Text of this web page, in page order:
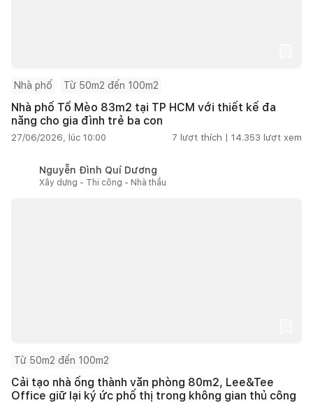
Nhà phố Từ 50m2 đến 100m2
Nhà phố Tổ Mèo 83m2 tại TP HCM với thiết kế đa
năng cho gia đình trẻ ba con
27/06/2026, lúc 10:00 7 lượt thích | 14.353 lượt xem
Nguyễn Đình Quí Dương
Xây dựng - Thi công - Nhà thầu
Từ 50m2 đến 100m2
Cải tạo nhà ống thành văn phòng 80m2, Lee&Tee
Office giữ lại ký ức phố thị trong không gian thủ công